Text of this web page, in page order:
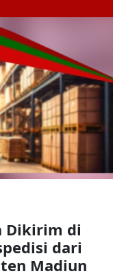
Dikirim di
dari
Madiun